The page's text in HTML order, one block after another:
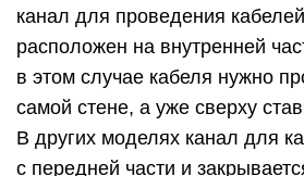
канал для проведения
расположен на внутренней
в этом случае кабеля нужно
самой стене, а уже сверху
В других моделях канал для
с передней части и